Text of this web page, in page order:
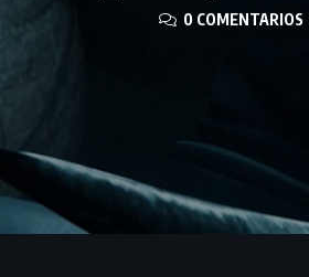
0 COMENTARIOS